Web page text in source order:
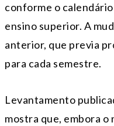
conforme o
ensino superior. A
anterior, que previa
para cada semestre.
Levantamento
mostra que, embora